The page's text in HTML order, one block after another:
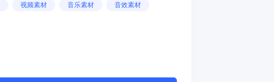
视频素材 音乐素材 音效素材